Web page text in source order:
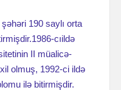
190 saylı orta
cıildə
II müalicə-
olmuş, 1992-ci ildə
ilə bitirmişdir.